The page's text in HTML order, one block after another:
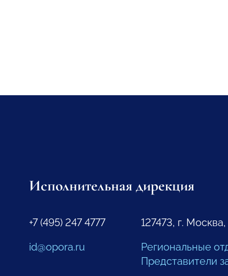
Исполнительная дирекция
+7 (495) 247 4777
id@opora.ru
127473, г.
Региональные
Представители